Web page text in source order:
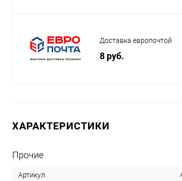
Доставка европочтой
8 руб.
ХАРАКТЕРИСТИКИ
Прочие
Артикул